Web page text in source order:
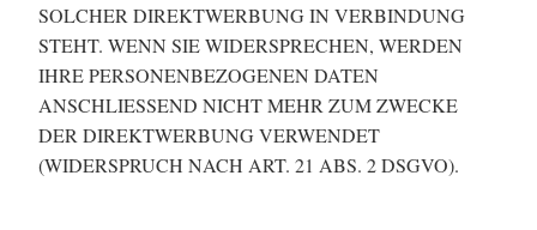
SOLCHER DIREKTWERBUNG IN VERBINDUNG
STEHT. WENN SIE WIDERSPRECHEN, WERDEN
IHRE PERSONENBEZOGENEN DATEN
ANSCHLIESSEND NICHT MEHR ZUM ZWECKE
DER DIREKTWERBUNG VERWENDET
(WIDERSPRUCH NACH ART. 21 ABS. 2 DSGVO).